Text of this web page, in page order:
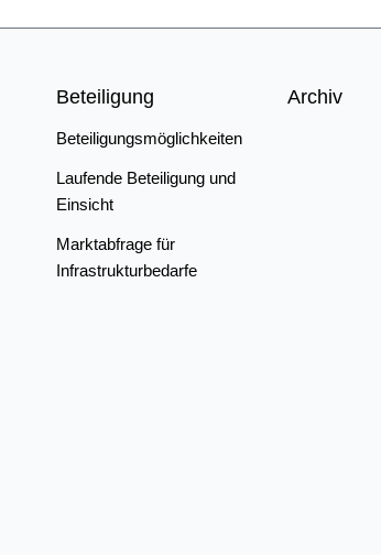
Beteiligung
Beteiligungsmöglichkeiten
Laufende Beteiligung und
Einsicht
Marktabfrage für
Infrastrukturbedarfe
Archiv